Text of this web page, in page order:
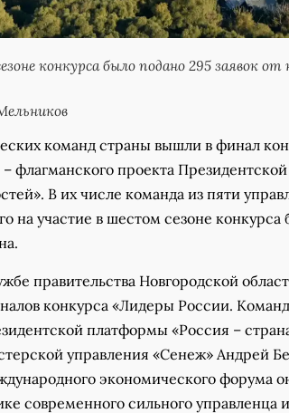
конкурса было подано 295 заявок от
команд страны вышли в финал
флагманского проекта
В их числе команда из пяти
на участие в шестом сезоне конкурса
правительства Новгородской
конкурса «Лидеры России.
платформы «Россия –
управления «Сенеж» Андрей
экономического форума
современного сильного управленца